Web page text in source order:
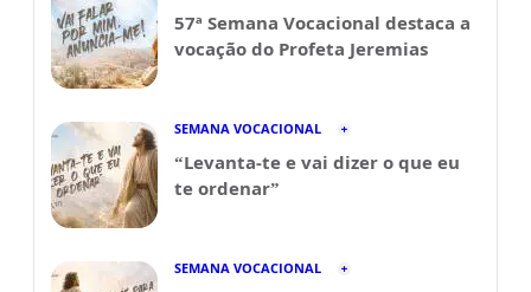
57ª Semana Vocacional destaca a
vocação do Profeta Jeremias
SEMANA VOCACIONAL
“Levanta-te e vai dizer o que eu
te ordenar”
SEMANA VOCACIONAL